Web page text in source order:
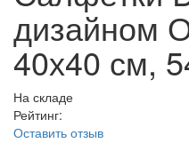
дизайном
40х40 см,
На складе
Рейтинг:
Оставить отзыв